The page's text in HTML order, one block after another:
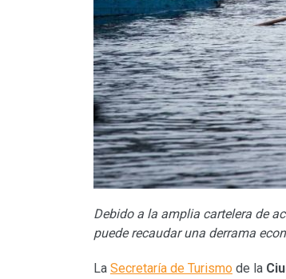
Debido a la amplia cartelera de
puede recaudar una derrama
La Secretaría de Turismo de la